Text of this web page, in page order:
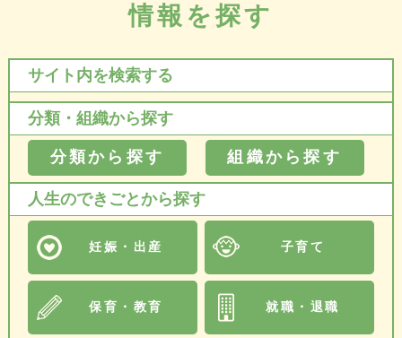
情報を探す
サイト内を検索する
分類・組織から探す
分類から探す 組織から探す
人生のできごとから探す
妊娠・出産 子育て
保育・教育 就職・退職